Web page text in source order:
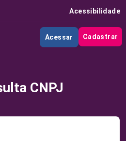
Acessibilidade
Acessar Cadastrar
CNPJ